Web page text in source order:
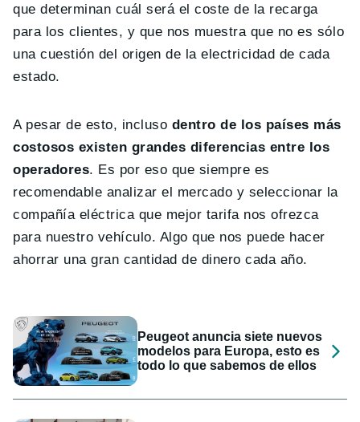
que determinan cuál será el coste de la recarga
para los clientes, y que nos muestra que no es sólo
una cuestión del origen de la electricidad de cada
estado.
A pesar de esto, incluso dentro de los países más
costosos existen grandes diferencias entre los
operadores. Es por eso que siempre es
recomendable analizar el mercado y seleccionar la
compañía eléctrica que mejor tarifa nos ofrezca
para nuestro vehículo. Algo que nos puede hacer
ahorrar una gran cantidad de dinero cada año.
Peugeot anuncia siete nuevos
modelos para Europa, esto es
todo lo que sabemos de ellos